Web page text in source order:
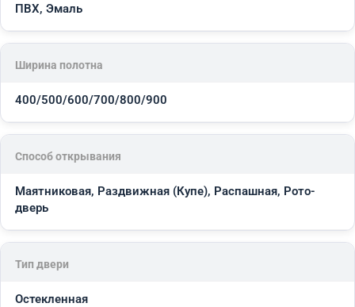
ПВХ, Эмаль
Ширина полотна
400/500/600/700/800/900
Способ открывания
Маятниковая, Раздвижная (Купе), Распашная, Рото-
дверь
Тип двери
Остекленная